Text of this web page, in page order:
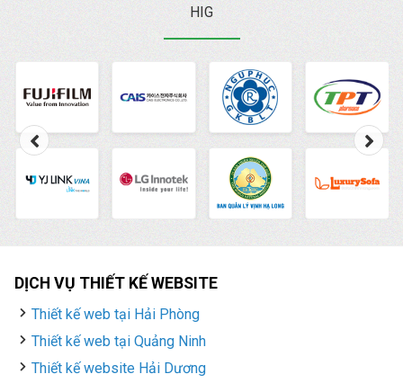
hiệu quả.
HIG
DỊCH VỤ THIẾT KẾ WEBSITE
Thiết kế web tại Hải Phòng
Thiết kế web tại Quảng Ninh
Thiết kế website Hải Dương